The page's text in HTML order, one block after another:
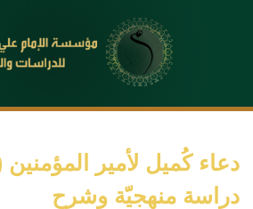
دعاء كُميل لأمير المؤمنين
دراسة منهجيّة وشرح